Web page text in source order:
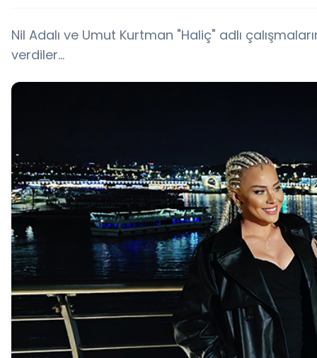
Nil Adalı ve Umut Kurtman "Haliç" adlı
verdiler...